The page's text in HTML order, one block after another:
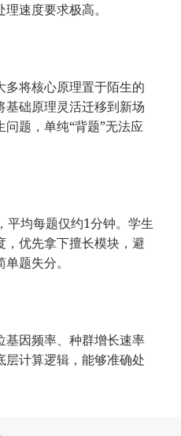
速度要求极高。
多将核心原理置于陌生的
础原理灵活迁移到新场
题，单纯“背题”无法应
平均每题仅约1分钟。学生
优先拿下擅长模块，避
题失分。
基因频率、种群增长速率
计算逻辑，能够准确处